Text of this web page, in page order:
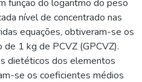
função do logaritmo do peso
nível de concentrado nas
equações, obtiveram-se os
1 kg de PCVZ (GPCVZ).
dietéticos dos elementos
se os coeficientes médios